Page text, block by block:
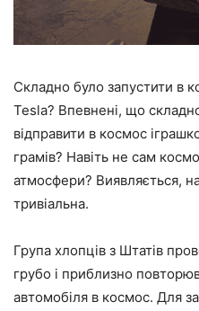
Складно було запустити в
Tesla? Впевнені, що
відправити в космос
грамів? Навіть не сам
атмосфери? Виявляється,
тривіальна.
Група хлопців з Штатів
грубо і приблизно
автомобіля в космос. Для